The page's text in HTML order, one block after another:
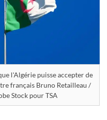
l'Algérie puisse accepter de
français Bruno Retailleau /
Stock pour TSA